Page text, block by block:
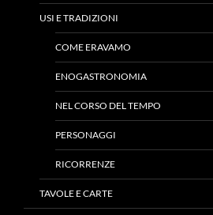
USI E TRADIZIONI
COME ERAVAMO
ENOGASTRONOMIA
NEL CORSO DEL TEMPO
PERSONAGGI
RICORRENZE
TAVOLE E CARTE